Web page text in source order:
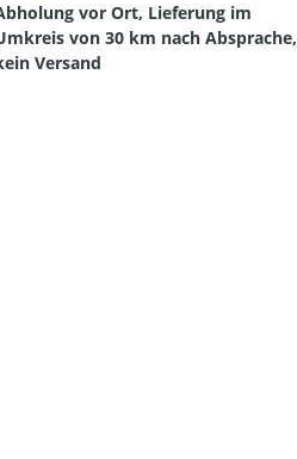
vor Ort, Lieferung im
von 30 km nach Absprache,
Versand